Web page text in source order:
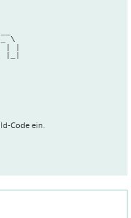
\
\
Code ein.